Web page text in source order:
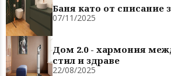
Баня като от списание
07/11/2025
Дом 2.0 - хармония
стил и здраве
22/08/2025